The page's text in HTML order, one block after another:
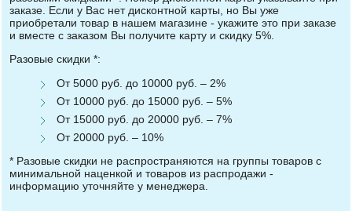
заказе. Если у Вас нет дисконтной карты, но Вы уже
приобретали товар в нашем магазине - укажите это при заказе
и вместе с заказом Вы получите карту и скидку 5%.
Разовые скидки *:
От 5000 руб. до 10000 руб. – 2%
От 10000 руб. до 15000 руб. – 5%
От 15000 руб. до 20000 руб. – 7%
От 20000 руб. – 10%
* Разовые скидки не распространяются на группы товаров с
минимальной наценкой и товаров из распродажи -
информацию уточняйте у менеджера.